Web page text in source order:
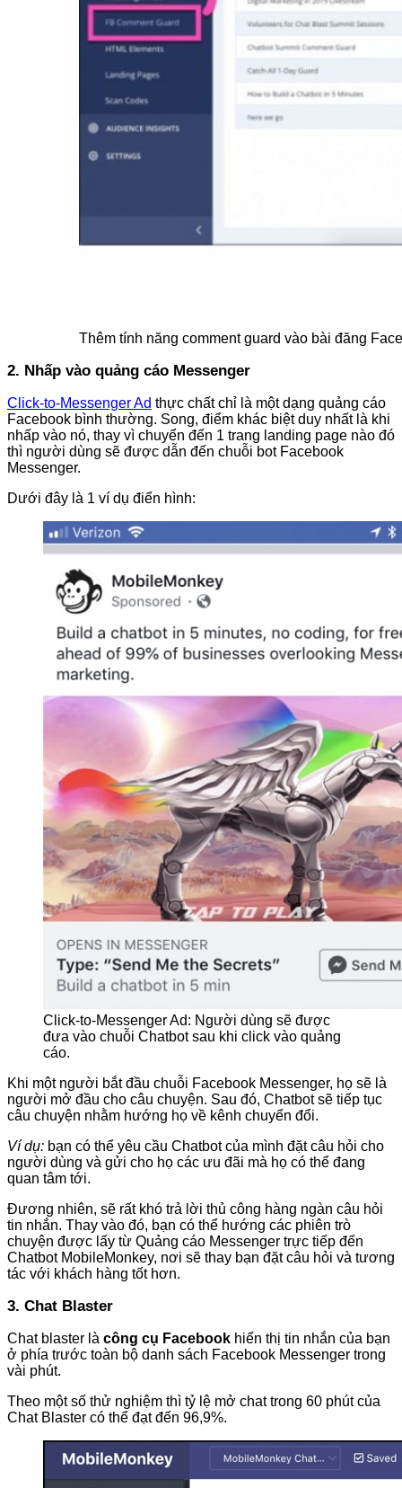
Thêm tính năng comment guard vào bài đăng
2. Nhấp vào quảng cáo Messenger
Click-to-Messenger Ad thực chất chỉ là một dạng quảng cáo
Facebook bình thường. Song, điểm khác biệt duy nhất là khi
nhấp vào nó, thay vì chuyển đến 1 trang landing page nào đó
thì người dùng sẽ được dẫn đến chuỗi bot Facebook
Messenger.
Dưới đây là 1 ví dụ điển hình:
Click-to-Messenger Ad: Người dùng sẽ được
đưa vào chuỗi Chatbot sau khi click vào quảng
cáo.
Khi một người bắt đầu chuỗi Facebook Messenger, họ sẽ là
người mở đầu cho câu chuyện. Sau đó, Chatbot sẽ tiếp tục
câu chuyện nhằm hướng họ về kênh chuyển đổi.
Ví dụ: bạn có thể yêu cầu Chatbot của mình đặt câu hỏi cho
người dùng và gửi cho họ các ưu đãi mà họ có thể đang
quan tâm tới.
Đương nhiên, sẽ rất khó trả lời thủ công hàng ngàn câu hỏi
tin nhắn. Thay vào đó, bạn có thể hướng các phiên trò
chuyện được lấy từ Quảng cáo Messenger trực tiếp đến
Chatbot MobileMonkey, nơi sẽ thay bạn đặt câu hỏi và tương
tác với khách hàng tốt hơn.
3. Chat Blaster
Chat blaster là công cụ Facebook hiển thị tin nhắn của bạn
ở phía trước toàn bộ danh sách Facebook Messenger trong
vài phút.
Theo một số thử nghiệm thì tỷ lệ mở chat trong 60 phút của
Chat Blaster có thể đạt đến 96,9%.